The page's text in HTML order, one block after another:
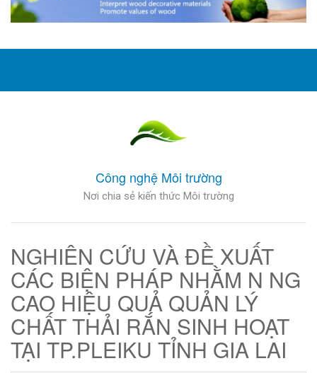
Công nghệ Môi trường
Nơi chia sẻ kiến thức Môi trường
NGHIÊN CỨU VÀ ĐỀ XUẤT
CÁC BIỆN PHÁP NHẰM N NG
CAO HIỆU QUẢ QUẢN LÝ
CHẤT THẢI RẮN SINH HOẠT
TẠI TP.PLEIKU TỈNH GIA LAI